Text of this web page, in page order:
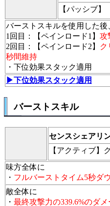
【パッシブ】
バーストスキルを使用した後
1回目：【ペインロード1】 攻
2回目：【ペインロード2】
ク
秒間維持
・下位効果スタック適用
▶下位効果スタック適用
バーストスキル
センスシェアリ
【アクティブ】
味方全体に
・ フルバーストタイム5秒ダ
敵全体に
・ 最終攻撃力の339.6%のダメ